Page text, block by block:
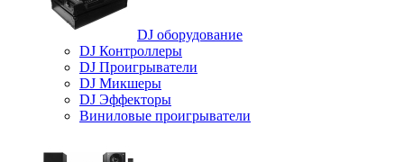
DJ оборудование
DJ Контроллеры
DJ Проигрыватели
DJ Микшеры
DJ Эффекторы
Виниловые проигрыватели